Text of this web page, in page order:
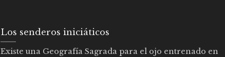
Los senderos iniciáticos
Existe una Geografía Sagrada para el ojo entrenado en